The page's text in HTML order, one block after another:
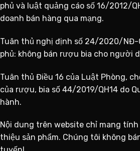
phủ và luật quảng cáo số 16/2012/
doanh bán hàng qua mạng.
Tuân thủ nghị định số 24/2020/NĐ-
phủ: không bán rượu bia cho người
Tuân thủ Điều 16 của Luật Phòng,
của rượu, bia số 44/2019/QH14 do
hành.
Nội dung trên website chỉ mang
thiệu sản phẩm. Chúng tôi không